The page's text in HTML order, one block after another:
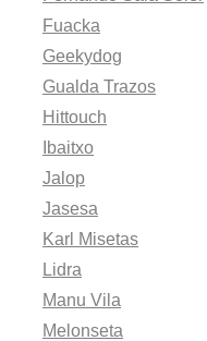
Fuacka
Geekydog
Gualda Trazos
Hittouch
Ibaitxo
Jalop
Jasesa
Karl Misetas
Lidra
Manu Vila
Melonseta